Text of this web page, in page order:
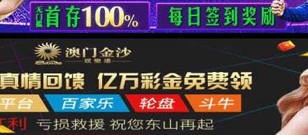
你可以返回上一页重试，或直接向我们反馈错误报告
返回主页 反馈错误